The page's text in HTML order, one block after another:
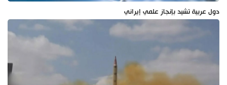
دول عربية تشيد بإنجاز علمي إيراني